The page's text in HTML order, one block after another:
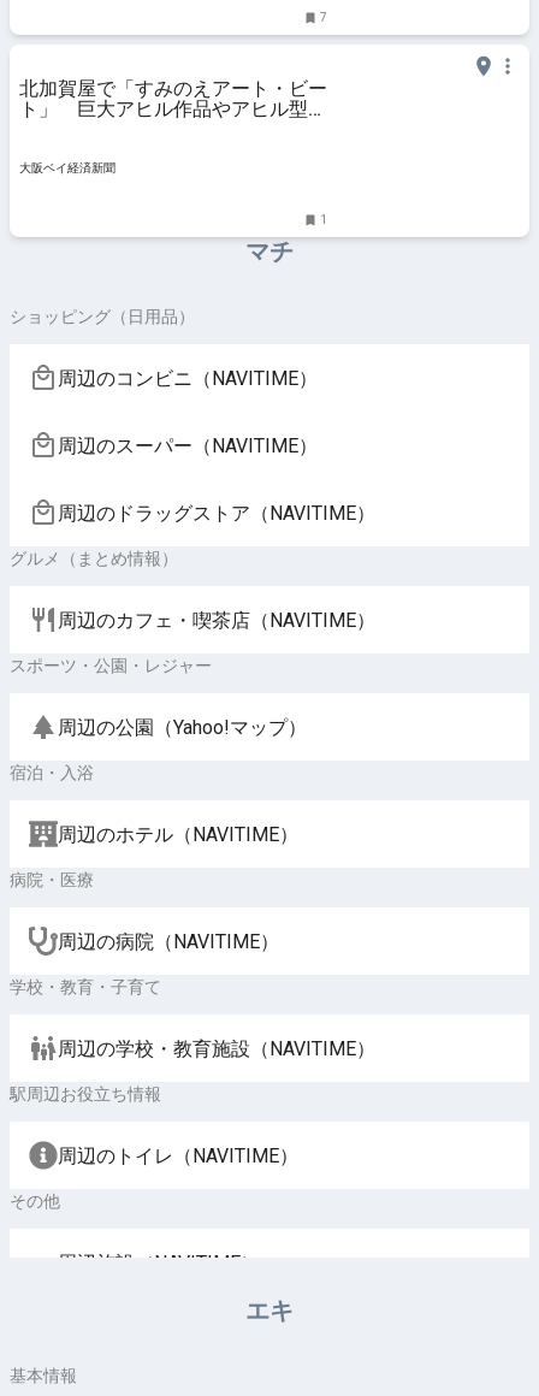
7
北加賀屋で「すみのえアート・ビー
ト」 巨大アヒル作品やアヒル型ド
大阪ベイ経済新聞
1
マチ
ショッピング（日用品）
周辺のコンビニ（NAVITIME）
周辺のスーパー（NAVITIME）
周辺のドラッグストア（NAVITIME）
グルメ（まとめ情報）
周辺のカフェ・喫茶店（NAVITIME）
スポーツ・公園・レジャー
周辺の公園（Yahoo!マップ）
宿泊・入浴
周辺のホテル（NAVITIME）
病院・医療
周辺の病院（NAVITIME）
学校・教育・子育て
周辺の学校・教育施設（NAVITIME）
駅周辺お役立ち情報
周辺のトイレ（NAVITIME）
その他
周辺施設（NAVITIME）
エキ
基本情報